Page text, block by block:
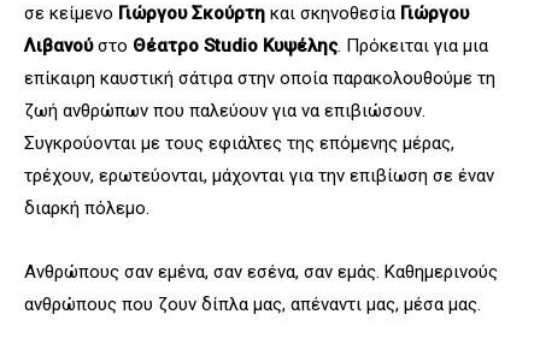
σε κείμενο Γιώργου Σκούρτη και σκηνοθεσία Γιώργου
Λιβανούστο Θέατρο Studio Κυψέλης. Πρόκειται για μια
επίκαιρη καυστική σάτιρα στην οποία παρακολουθούμε τη
ζωή ανθρώπων που παλεύουν για να επιβιώσουν.
Συγκρούονται με τους εφιάλτες της επόμενης μέρας,
τρέχουν, ερωτεύονται, μάχονται για την επιβίωση σε έναν
διαρκή πόλεμο.
Ανθρώπους σαν εμένα, σαν εσένα, σαν εμάς. Καθημερινούς
ανθρώπους που ζουν δίπλα μας, απέναντι μας, μέσα μας.